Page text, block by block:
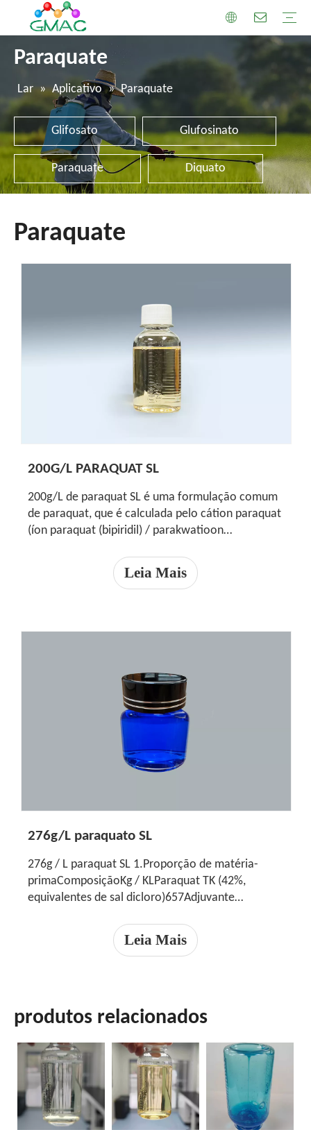
Paraquate
Lar » Aplicativo » Paraquate
Glifosato Glufosinato
Paraquate Diquato
Paraquate
200G/L PARAQUAT SL
200g/L de paraquat SL é uma formulação comum
de paraquat, que é calculada pelo cátion paraquat
(íon paraquat (bipiridil) / parakwatioon
paraquat.Os índices de qualidade de rotina do
paraqua SL 200g/L são os seguintes:
Leia Mais
276g/L paraquato SL
276g / L paraquat SL 1.Proporção de matéria-
primaComposiçãoKg / KLParaquat TK (42%,
equivalentes de sal dicloro)657Adjuvante
apropriadaCorantequantidade
apropriadaModificador de PH se necessárioPH:
Leia Mais
produtos relacionados